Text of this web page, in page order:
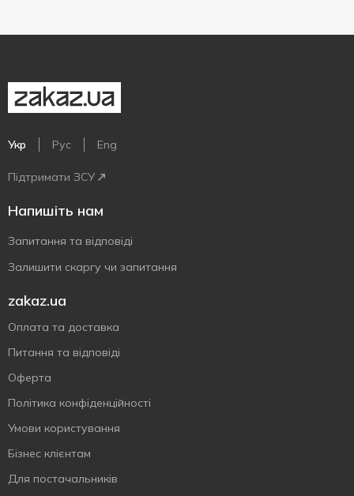
Укр Рус Eng
Підтримати ЗСУ
Напишіть нам
Запитання та відповіді
Залишити скаргу чи запитання
zakaz.ua
Оплата та доставка
Питання та відповіді
Оферта
Політика конфіденційності
Умови користування
Бізнес клієнтам
Для постачальників